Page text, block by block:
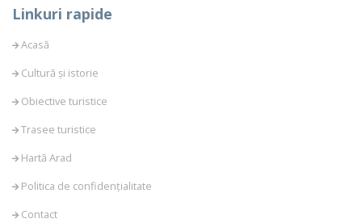
Linkuri rapide
Acasă
Cultură și istorie
Obiective turistice
Trasee turistice
Hartă Arad
Politica de confidențialitate
Contact